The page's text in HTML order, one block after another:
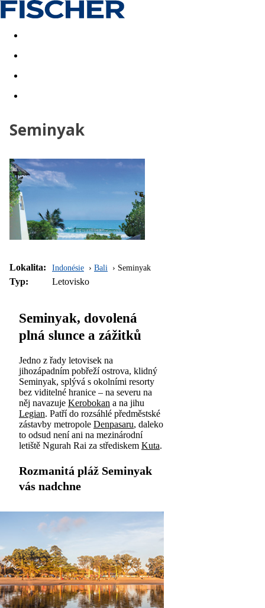
Akční nabídky Last minute
Seminyak
Lokalita: Indonésie Bali Seminyak
Typ: Letovisko
Seminyak, dovolená
plná slunce a zážitků
Jedno z řady letovisek na
jihozápadním pobřeží ostrova, klidný
Seminyak, splývá s okolními resorty
bez viditelné hranice – na severu na
něj navazuje Kerobokan a na jihu
Legian. Patří do rozsáhlé předměstské
zástavby metropole Denpasaru, daleko
to odsud není ani na mezinárodní
letiště Ngurah Rai za střediskem Kuta.
Rozmanitá pláž Seminyak
vás nadchne